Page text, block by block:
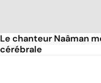
Le chanteur Naâman
cérébrale